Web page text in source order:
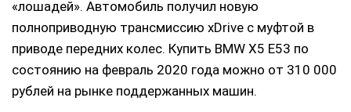
«лошадей». Автомобиль получил новую
полноприводную трансмиссию xDrive с муфтой в
приводе передних колес. Купить BMW X5 E53 по
состоянию на февраль 2020 года можно от 310 000
рублей на рынке поддержанных машин.